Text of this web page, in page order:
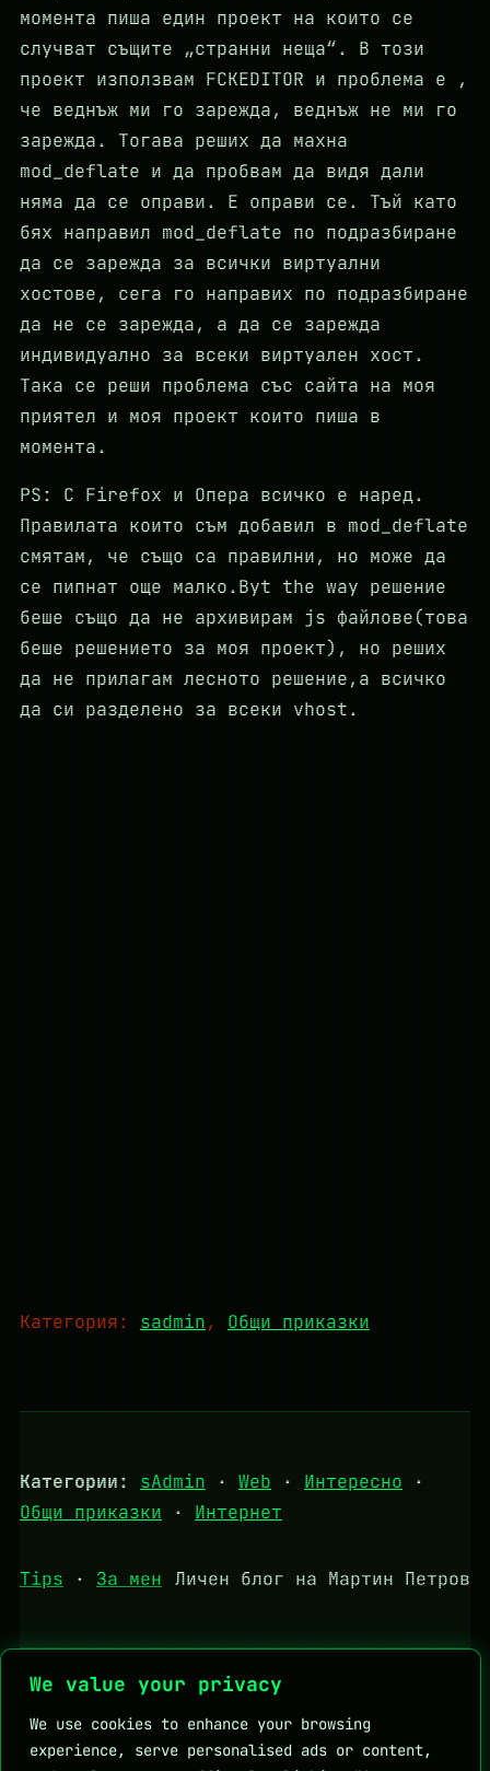
We value your privacy
We use cookies to enhance your browsing
experience, serve personalised ads or content,
момента пиша един проект на които се
случват същите „странни неща“. В този
проект използвам FCKEDITOR и проблема е ,
че веднъж ми го зарежда, веднъж не ми го
зарежда. Тогава реших да махна
mod_deflate и да пробвам да видя дали
няма да се оправи. Е оправи се. Тъй като
бях направил mod_deflate по подразбиране
да се зарежда за всички виртуални
хостове, сега го направих по подразбиране
да не се зарежда, а да се зарежда
индивидуално за всеки виртуален хост.
Така се реши проблема със сайта на моя
приятел и моя проект които пиша в
момента.
PS: С Firefox и Опера всичко е наред.
Правилата които съм добавил в mod_deflate
смятам, че също са правилни, но може да
се пипнат още малко.Byt the way решение
беше също да не архивирам js файлове(това
беше решението за моя проект), но реших
да не прилагам лесното решение,а всичко
да си разделено за всеки vhost.
Категория: sadmin, Общи приказки
Категории: sAdmin · Web · Интересно ·
Общи приказки · Интернет
Tips · За мен Личен блог на Мартин Петров
Полезни връзки: DHStudio
Личен блог на Мартин Петров